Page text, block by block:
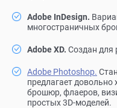
Adobe InDesign.
многостраничных
Adobe XD. Создан для
Adobe Photoshop.
предлагает
брошюр, флаеров,
простых 3D-моделей.